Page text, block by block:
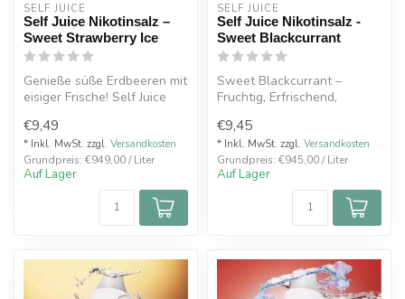
SELF JUICE
Self Juice Nikotinsalz –
Sweet Strawberry Ice
Genieße süße Erdbeeren mit
eisiger Frische! Self Juice
€9,49
* Inkl. MwSt. zzgl. Versandkosten
Grundpreis: €949,00 / Liter
Auf Lager
SELF JUICE
Self Juice Nikotinsalz -
Sweet Blackcurrant
Sweet Blackcurrant –
Fruchtig, Erfrischend,
Geschmack: Eine perfekte...
€9,45
* Inkl. MwSt. zzgl. Versandkosten
Grundpreis: €945,00 / Liter
Auf Lager